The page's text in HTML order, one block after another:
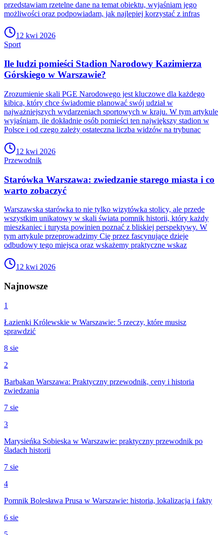
przedstawiam rzetelne dane na temat obiektu, wyjaśniam jego
możliwości oraz podpowiadam, jak najlepiej korzystać z infras
12 kwi 2026
Sport
Ile ludzi pomieści Stadion Narodowy Kazimierza
Górskiego w Warszawie?
Zrozumienie skali PGE Narodowego jest kluczowe dla każdego
kibica, który chce świadomie planować swój udział w
najważniejszych wydarzeniach sportowych w kraju. W tym artykule
wyjaśniam, ile dokładnie osób pomieści ten największy stadion w
Polsce i od czego zależy ostateczna liczba widzów na trybunac
12 kwi 2026
Przewodnik
Starówka Warszawa: zwiedzanie starego miasta i co
warto zobaczyć
Warszawska starówka to nie tylko wizytówka stolicy, ale przede
wszystkim unikatowy w skali świata pomnik historii, który każdy
mieszkaniec i turysta powinien poznać z bliskiej perspektywy. W
tym artykule przeprowadzimy Cię przez fascynujące dzieje
odbudowy tego miejsca oraz wskażemy praktyczne wskaz
12 kwi 2026
Najnowsze
1
Łazienki Królewskie w Warszawie: 5 rzeczy, które musisz
sprawdzić
8 sie
2
Barbakan Warszawa: Praktyczny przewodnik, ceny i historia
zwiedzania
7 sie
3
Marysieńka Sobieska w Warszawie: praktyczny przewodnik po
śladach historii
7 sie
4
Pomnik Bolesława Prusa w Warszawie: historia, lokalizacja i fakty
6 sie